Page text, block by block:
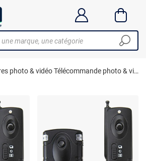
Accessoires photo & vidéo Télécommande photo & vidéo